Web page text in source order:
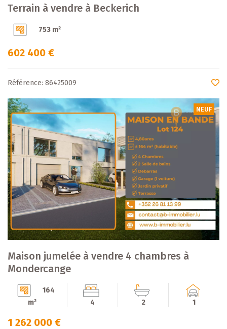
Terrain à vendre à Beckerich
753 m²
602 400 €
Référence: 86425009
NEUF
Maison jumelée à vendre 4 chambres à
Mondercange
164
m²
4 2 1
1 262 000 €